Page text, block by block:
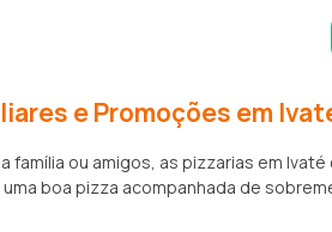
e Promoções em
família ou amigos, as pizzarias em
boa pizza acompanhada de